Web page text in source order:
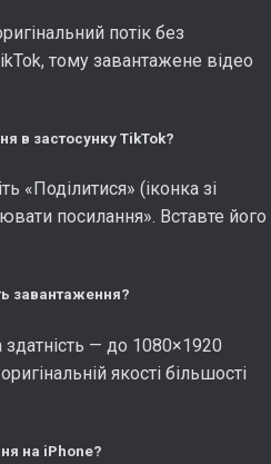
потік без
тому завантажене відео
в застосунку TikTok?
«Поділитися» (іконка зі
посилання». Вставте його
завантаження?
— до 1080×1920
якості більшості
на iPhone?